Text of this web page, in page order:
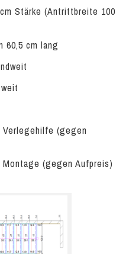
Stärke (Antrittbreite 100
60,5 cm lang
Verlegehilfe (gegen
(gegen Aufpreis)